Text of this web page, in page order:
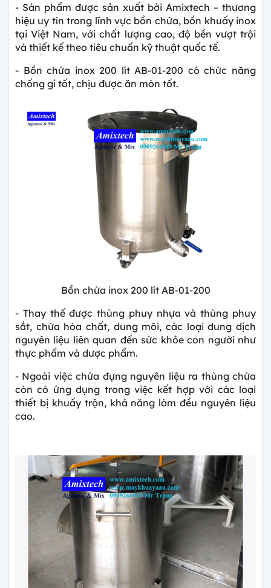
- Sản phẩm được sản xuất bởi Amixtech – thương
hiệu uy tín trong lĩnh vực bồn chứa, bồn khuấy inox
tại Việt Nam, với chất lượng cao, độ bền vượt trội
và thiết kế theo tiêu chuẩn kỹ thuật quốc tế.
- Bồn chứa inox 200 lít AB-01-200 có chức năng
chống gỉ tốt, chịu được ăn mòn tốt.
Bồn chứa inox 200 lít AB-01-200
- Thay thế được thùng phuy nhựa và thùng phuy
sắt, chứa hóa chất, dung môi, các loại dung dịch
nguyên liệu liên quan đến sức khỏe con người như
thực phẩm và dược phẩm.
- Ngoài việc chứa đựng nguyên liệu ra thùng chứa
còn có ứng dụng trong việc kết hợp với các loại
thiết bị khuấy trộn, khả năng làm đều nguyên liệu
cao.